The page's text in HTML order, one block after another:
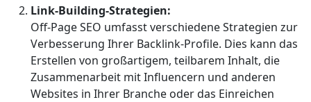
Link-Building-Strategien:
Off-Page SEO umfasst verschiedene Strategien zur
Verbesserung Ihrer Backlink-Profile. Dies kann das
Erstellen von großartigem, teilbarem Inhalt, die
Zusammenarbeit mit Influencern und anderen
Websites in Ihrer Branche oder das Einreichen